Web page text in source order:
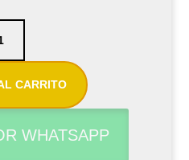
CARRITO
WHATSAPP